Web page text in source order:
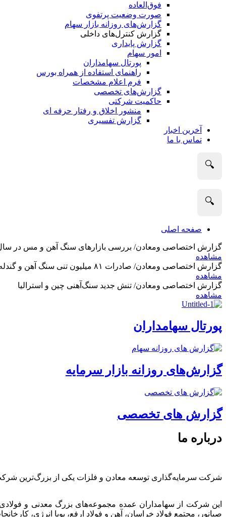
فوق‌العاده
صورت وضعیت پرتفوی
گزارش‌های روزانه بازار سهام
گزارش کنترل‌های داخلی
گزارش پایداری
امور سهام
پورتال سهامداران
راهنمای استفاده از همراه بورس
فرم اعلام مشخصات
گزارش‌های تخصصی
حاکمیت شرکتی
منشور اخلاق و رفتار حرفه­ ای
گزارش تفسیری
آخرین اخبار
تماس با ما
🔍
🔍
صفحه اصلی
گزارش اختصاصی ومعادن/ بررسی بازارهای سنگ آهن و مس در سال 2025 و نگاه تحلیلگران به
مشاهده
گزارش اختصاصی ومعادن/ صادرات ۸۱ میلیون تنی سنگ آهن و گندله استرالیا در ماه گذشته
مشاهده
گزارش اختصاصی ومعادن/ تنش جدید سنگ‌آهنی چین و استرالیا
مشاهده
پورتال سهامداران
گزارش‌های روزانه بازار سرمایه
گزارش های تخصصی
درباره ما
شرکت سرمایه‌گذاری توسعه معادن و فلزات یکی از بزرگ‌ترین
این شرکت از سهامداران عمده مجموعه‌های بزرگ معدنی و
صبانور، مجتمع فولاد خراسان، آهن و فولاد ارفع، پویا انرژی،